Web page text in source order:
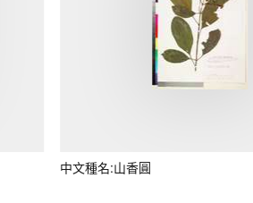
中文種名:山香圓